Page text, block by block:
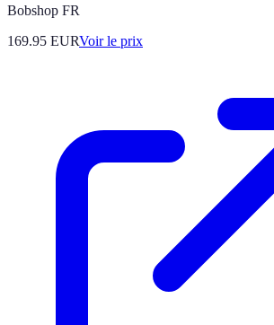
Bobshop FR
169.95 EURVoir le prix